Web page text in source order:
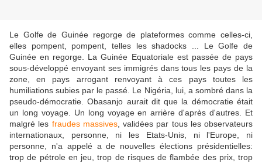
Le Golfe de Guinée regorge de plateformes comme celles-ci,
elles pompent, pompent, telles les shadocks ... Le Golfe de
Guinée en regorge. La Guinée Equatoriale est passée de pays
sous-développé envoyant ses immigrés dans tous les pays de la
zone, en pays arrogant renvoyant à ces pays toutes les
humiliations subies par le passé. Le Nigéria, lui, a sombré dans la
pseudo-démocratie. Obasanjo aurait dit que la démocratie était
un long voyage. Un long voyage en arrière d'après d'autres. Et
malgré les fraudes massives, validées par tous les observateurs
internationaux, personne, ni les Etats-Unis, ni l'Europe, ni
personne, n'a appelé a de nouvelles élections présidentielles:
trop de pétrole en jeu, trop de risques de flambée des prix, trop